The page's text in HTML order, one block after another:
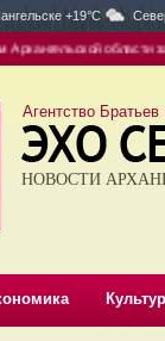
+19°C
области
Агентство
НОВОСТИ